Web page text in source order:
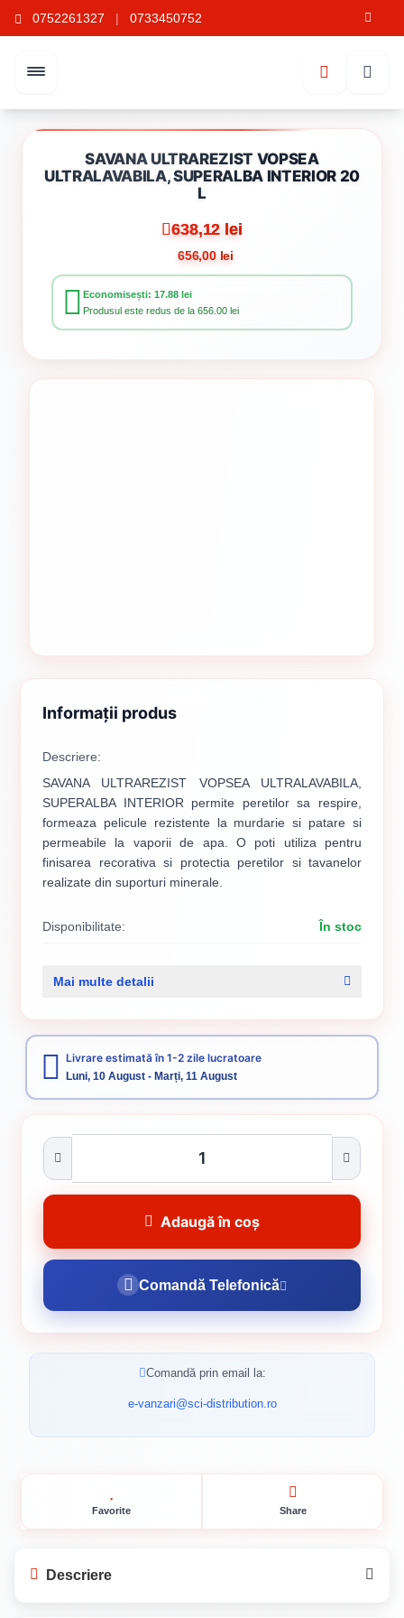
0752261327 | 0733450752
SAVANA ULTRAREZIST VOPSEA
ULTRALAVABILA, SUPERALBA INTERIOR 20
L
638,12 lei
656,00 lei
Economisești: 17.88 lei
Produsul este redus de la 656.00 lei
Informații produs
Descriere:
SAVANA ULTRAREZIST VOPSEA ULTRALAVABILA,
SUPERALBA INTERIOR permite peretilor sa respire,
formeaza pelicule rezistente la murdarie si patare si
permeabile la vaporii de apa. O poti utiliza pentru
finisarea recorativa si protectia peretilor si tavanelor
realizate din suporturi minerale.
Disponibilitate: În stoc
Mai multe detalii
Livrare estimată în 1-2 zile lucratoare
Luni, 10 August - Marți, 11 August
Adaugă în coș
Comandă Telefonică
Comandă prin email la:
e-vanzari@sci-distribution.ro
Favorite Share
Descriere